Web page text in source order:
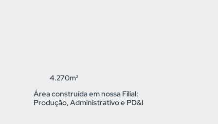
4.270m²
Área construída em nossa Filial:
Produção, Administrativo e PD&I